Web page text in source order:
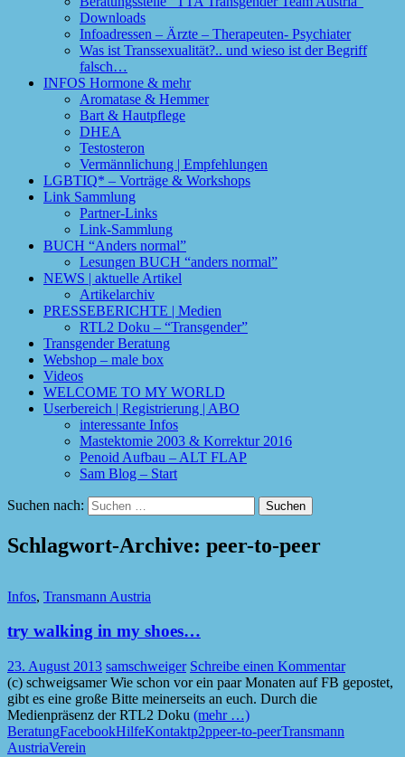
Downloads
Infoadressen – Ärzte – Therapeuten- Psychiater
Was ist Transsexualität?.. und wieso ist der Begriff
falsch…
INFOS Hormone & mehr
Aromatase & Hemmer
Bart & Hautpflege
DHEA
Testosteron
Vermännlichung | Empfehlungen
LGBTIQ* – Vorträge & Workshops
Link Sammlung
Partner-Links
Link-Sammlung
BUCH “Anders normal”
Lesungen BUCH “anders normal”
NEWS | aktuelle Artikel
Artikelarchiv
PRESSEBERICHTE | Medien
RTL2 Doku – “Transgender”
Transgender Beratung
Webshop – male box
Videos
WELCOME TO MY WORLD
Userbereich | Registrierung | ABO
interessante Infos
Mastektomie 2003 & Korrektur 2016
Penoid Aufbau – ALT FLAP
Sam Blog – Start
Suchen nach:
Schlagwort-Archive: peer-to-peer
Infos, Transmann Austria
try walking in my shoes…
23. August 2013 samschweiger Schreibe einen Kommentar
(c) schweigsamer Wie schon vor ein paar Monaten auf FB gepostet,
gibt es eine große Bitte meinerseits an euch. Durch die
Medienpräsenz der RTL2 Doku (mehr …)
BeratungFacebookHilfeKontaktp2ppeer-to-peerTransmann
AustriaVerein